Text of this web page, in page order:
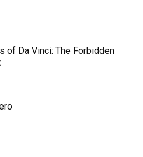
of Da Vinci: The Forbidden